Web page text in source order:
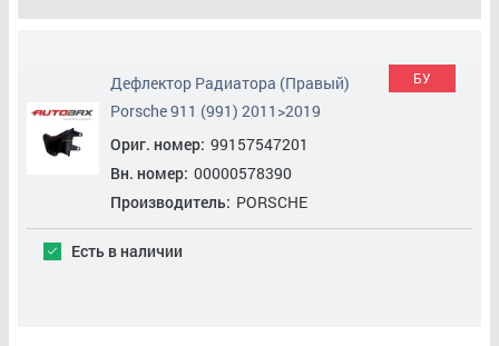
Капот
Кронштейн Заднего Бампера Правый
Кронштейн Заднего Бампера Центральный
Кронштейн Переднего Бампера Правый
Кронштейн Фары Левой
БУ
Дефлектор Радиатора (Правый)
Porsche 911 (991) 2011>2019
Ориг. номер: 99157547201
Вн. номер: 00000578390
Производитель: PORSCHE
Есть в наличии